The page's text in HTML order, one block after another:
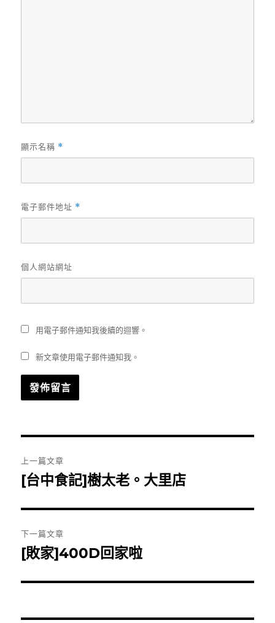
顯示名稱 *
電子郵件地址 *
個人網站網址
用電子郵件通知我後續的迴響。
新文章使用電子郵件通知我。
章
覽
上一篇文章
上
篇
文
章:
[台中食記]樹太老。大里店
下一篇文章
下
篇
[敗家]400D回家啦